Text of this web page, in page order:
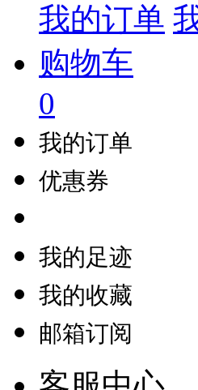
我的订单
购物车
0
我的订单
优惠券
我的足迹
我的收藏
邮箱订阅